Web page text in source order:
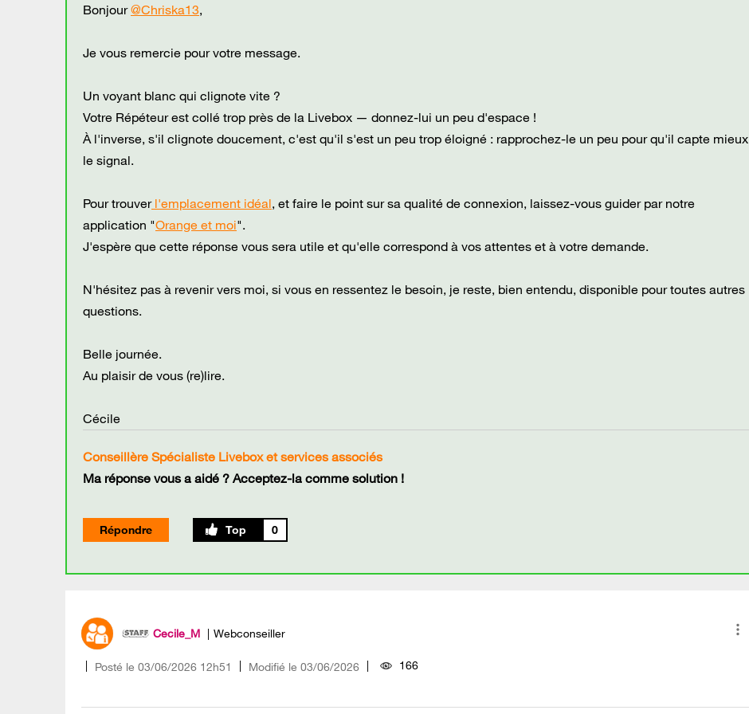
Bonjour@Chriska13,
Je vous remercie pour votre message.
Un voyant blanc qui clignote vite ?
Votre Répéteur est collé trop près de la Livebox — donnez-lui un peu d'espace !
À l'inverse, s'il clignote doucement, c'est qu'il s'est un peu trop éloigné : rapprochez-le un peu pour qu'il capte mieux
le signal.
Pour trouverl'emplacement idéal, et faire le point sur sa qualité de connexion, laissez-vous guider par notre
application "Orange et moi".
J'espère que cette réponse vous sera utile et qu'elle correspond à vos attentes et à votre demande.
N'hésitez pas à revenir vers moi, si vous en ressentez le besoin, je reste, bien entendu, disponible pour toutes autres
questions.
Belle journée.
Au plaisir de vous (re)lire.
Cécile
Conseillère Spécialiste Livebox et services associés
Ma réponse vous a aidé ? Acceptez-la comme solution !
Répondre 0
Cecile_M Webconseiller
Posté le ‎03/06/2026 12h51 Modifié le 03/06/2026 166